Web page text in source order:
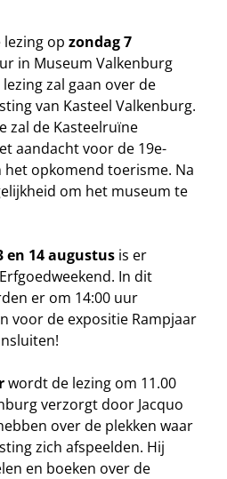
op zondag 7
in Museum Valkenburg
zal gaan over de
van Kasteel Valkenburg.
zal de Kasteelruïne
aandacht voor de 19e-
het opkomend toerisme. Na
om het museum te
en 14 augustus is er
In dit
er om 14:00 uur
voor de expositie Rampjaar
wordt de lezing om 11.00
verzorgt door Jacquo
over de plekken waar
zich afspeelden. Hij
en boeken over de